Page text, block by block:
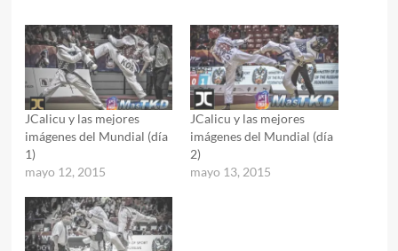
JCalicu y las mejores
imágenes del Mundial (día
1)
mayo 12, 2015
JCalicu y las mejores
imágenes del Mundial (día
2)
mayo 13, 2015